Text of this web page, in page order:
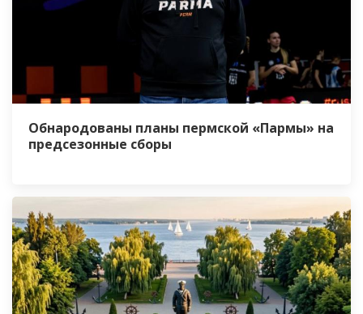
Обнародованы планы пермской «Пармы» на
предсезонные сборы